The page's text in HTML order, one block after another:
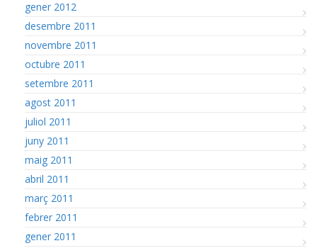
gener 2012
desembre 2011
novembre 2011
octubre 2011
setembre 2011
agost 2011
juliol 2011
juny 2011
maig 2011
abril 2011
març 2011
febrer 2011
gener 2011